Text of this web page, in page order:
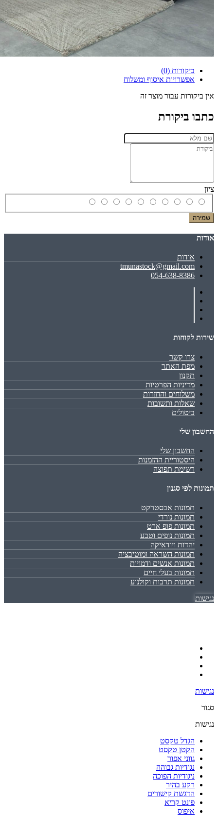
ביקורות (0)
אפשרויות איסוף ומשלוח
אין ביקורות עבור מוצר זה
כתבו ביקורת
ציון
שמירה
אודות
אודות
tmunastock@gmail.com
054-638-8386
שירות לקוחות
צרו קשר
מפת האתר
תקנון
מדיניות הפרטיות
משלוחים והחזרות
שאלות ותשובות
ביטולים
החשבון שלי
החשבון שלי
היסטוריית ההזמנות
רשימת תפוצה
תמונות לפי סגנון
תמונות אבסטרקט
תמונות נורדי
תמונות פופ ארט
תמונות נופים וטבע
יהדות ויודאיקה
תמונות השראה ומוטיבציה
תמונות אנשים ודמויות
תמונות בעלי חיים
תמונות תרבות וקולנוע
נגישות
נגישות
סגור
נגישות
הגדל טקסט
הקטן טקסט
גווני אפור
נגודיות גבוהה
ניגודיות הפוכה
רקע בהיר
הדגשת קישורים
פונט קריא
איפוס